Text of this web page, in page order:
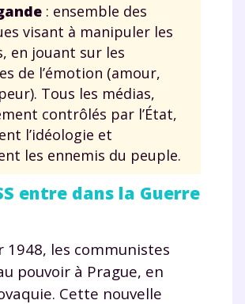
: ensemble des
visant à manipuler les
en jouant sur les
de l’émotion (amour,
Tous les médias,
contrôlés par l’État,
l’idéologie et
les ennemis du peuple.
entre dans la Guerre
1948, les communistes
pouvoir à Prague, en
Cette nouvelle